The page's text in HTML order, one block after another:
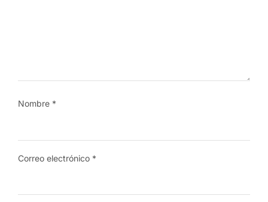
Nombre *
Correo electrónico *